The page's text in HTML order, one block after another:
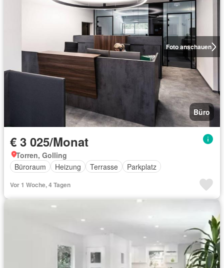
Foto anschauen
Büro
€ 3 025/Monat
Torren, Golling
Büroraum
Heizung Terrasse Parkplatz
Vor 1 Woche, 4 Tagen